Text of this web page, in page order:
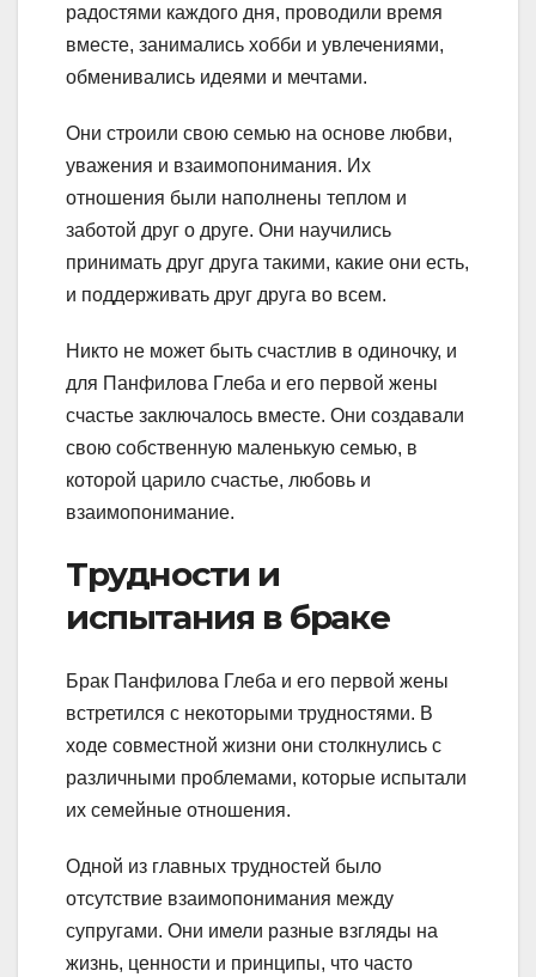
радостями каждого дня, проводили время
вместе, занимались хобби и увлечениями,
обменивались идеями и мечтами.
Они строили свою семью на основе любви,
уважения и взаимопонимания. Их
отношения были наполнены теплом и
заботой друг о друге. Они научились
принимать друг друга такими, какие они есть,
и поддерживать друг друга во всем.
Никто не может быть счастлив в одиночку, и
для Панфилова Глеба и его первой жены
счастье заключалось вместе. Они создавали
свою собственную маленькую семью, в
которой царило счастье, любовь и
взаимопонимание.
Трудности и
испытания в браке
Брак Панфилова Глеба и его первой жены
встретился с некоторыми трудностями. В
ходе совместной жизни они столкнулись с
различными проблемами, которые испытали
их семейные отношения.
Одной из главных трудностей было
отсутствие взаимопонимания между
супругами. Они имели разные взгляды на
жизнь, ценности и принципы, что часто